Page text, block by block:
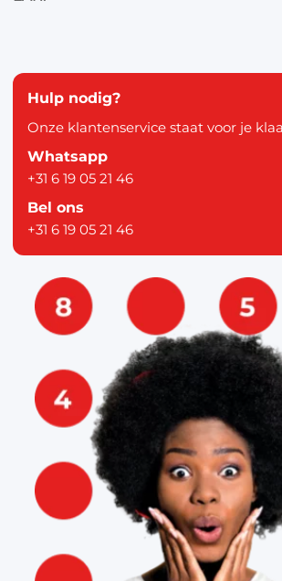
Hulp nodig?
Onze klantenservice staat voor je
Whatsapp
+31 6 19 05 21 46
Bel ons
+31 6 19 05 21 46